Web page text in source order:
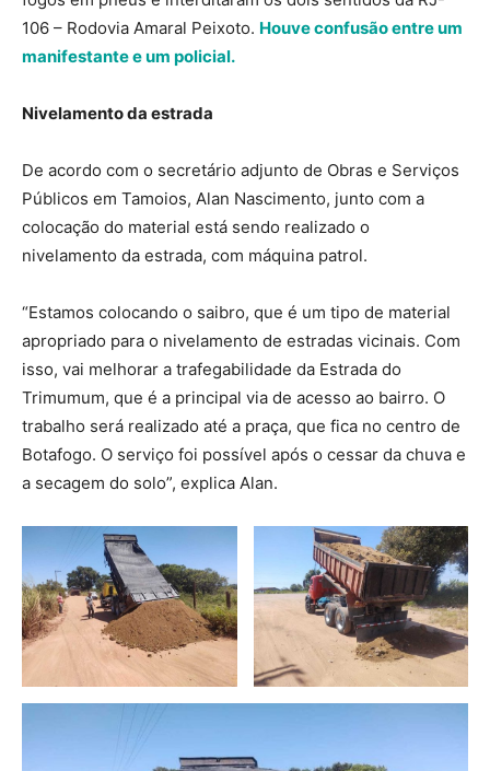
106 – Rodovia Amaral Peixoto. Houve confusão entre um
manifestante e um policial.
Nivelamento da estrada
De acordo com o secretário adjunto de Obras e Serviços
Públicos em Tamoios, Alan Nascimento, junto com a
colocação do material está sendo realizado o
nivelamento da estrada, com máquina patrol.
“Estamos colocando o saibro, que é um tipo de material
apropriado para o nivelamento de estradas vicinais. Com
isso, vai melhorar a trafegabilidade da Estrada do
Trimumum, que é a principal via de acesso ao bairro. O
trabalho será realizado até a praça, que fica no centro de
Botafogo. O serviço foi possível após o cessar da chuva e
a secagem do solo”, explica Alan.